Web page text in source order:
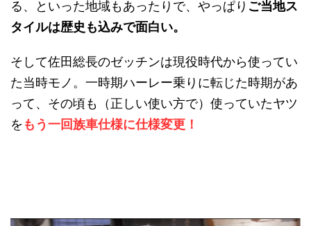
る、といった地域もあったりで、やっぱり ご当地ス
タイルは歴史も込みで面白い。
そして佐田総長のゼッチンは現役時代から使ってい
た当時モノ。一時期ハーレー乗りに転じた時期があ
って、その頃も（正しい使い方で）使っていたヤツ
を もう一回族車仕様に仕様変更！